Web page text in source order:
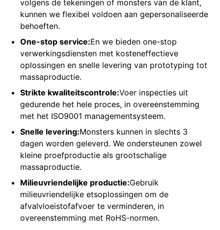
Min. diepte 0,01MM
Diepte
nauwkeurigheidstolerantie
volgens de tekeningen of monsters van de klant,
kunnen we flexibel voldoen aan gepersonaliseerde
behoeften.
One-stop service:En we bieden one-stop
verwerkingsdiensten met kosteneffectieve
oplossingen en snelle levering van prototyping tot
massaproductie.
Strikte kwaliteitscontrole:Voer inspecties uit
gedurende het hele proces, in overeenstemming
met het ISO9001 managementsysteem.
Snelle levering:Monsters kunnen in slechts 3
dagen worden geleverd. We ondersteunen zowel
kleine proefproductie als grootschalige
massaproductie.
Milieuvriendelijke productie:Gebruik
milieuvriendelijke etsoplossingen om de
afvalvloeistofafvoer te verminderen, in
overeenstemming met RoHS-normen.